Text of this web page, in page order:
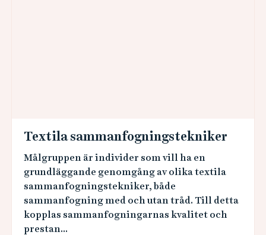
Textila sammanfogningstekniker
Målgruppen är individer som vill ha en
grundläggande genomgång av olika textila
sammanfogningstekniker, både
sammanfogning med och utan tråd. Till detta
kopplas sammanfogningarnas kvalitet och
prestan...